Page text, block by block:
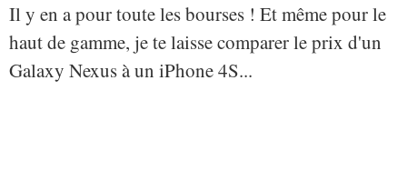
Il y en a pour toute les bourses ! Et même pour le
haut de gamme, je te laisse comparer le prix d'un
Galaxy Nexus à un iPhone 4S...